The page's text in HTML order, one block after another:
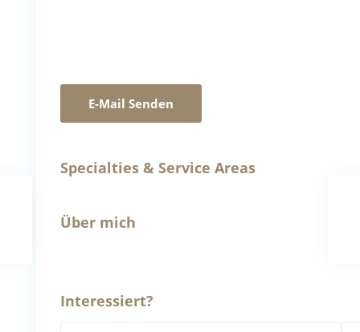
E-Mail Senden
Specialties & Service Areas
Über mich
Interessiert?